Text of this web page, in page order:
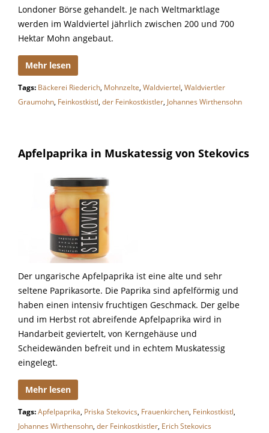
Londoner Börse gehandelt. Je nach Weltmarktlage
werden im Waldviertel jährlich zwischen 200 und 700
Hektar Mohn angebaut.
Mehr lesen
Tags: Bäckerei Riederich, Mohnzelte, Waldviertel, Waldviertler
Graumohn, Feinkostkistl, der Feinkostkistler, Johannes Wirthensohn
Apfelpaprika in Muskatessig von Stekovics
Der ungarische Apfelpaprika ist eine alte und sehr
seltene Paprikasorte. Die Paprika sind apfelförmig und
haben einen intensiv fruchtigen Geschmack. Der gelbe
und im Herbst rot abreifende Apfelpaprika wird in
Handarbeit geviertelt, von Kerngehäuse und
Scheidewänden befreit und in echtem Muskatessig
eingelegt.
Mehr lesen
Tags:Apfelpaprika, Priska Stekovics, Frauenkirchen, Feinkostkistl,
Johannes Wirthensohn, der Feinkostkistler, Erich Stekovics